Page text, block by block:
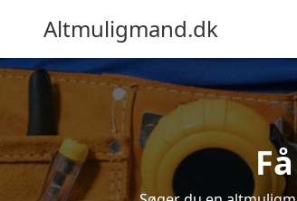
Altmuligmand.dk